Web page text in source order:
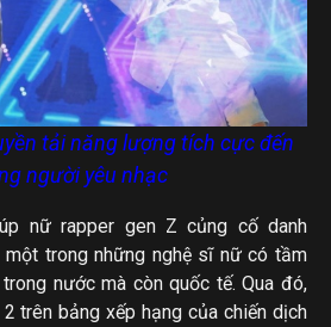
tải năng lượng tích cực đến
người yêu nhạc
nữ rapper gen Z củng cố danh
trong những nghệ sĩ nữ có tầm
nước mà còn quốc tế. Qua đó,
trên bảng xếp hạng của chiến dịch